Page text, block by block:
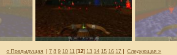
« Предыдущая |7 8 9 10 11 [12] 13 14 15 16 17 |Следующая »